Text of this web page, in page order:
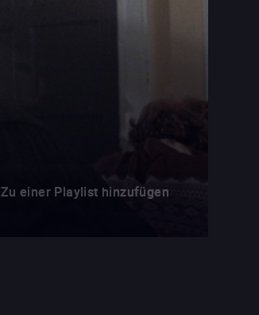
Zu einer Playlist hinzufügen